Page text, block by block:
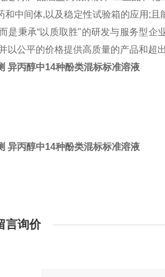
和中间体,以及稳定性试验箱的应用;
是秉承“以质取胜"的研发与服务型企
以公平的价格提供高质量的产品和超
异丙醇中14种酚类混标标准溶液
异丙醇中14种酚类混标标准溶液
言询价